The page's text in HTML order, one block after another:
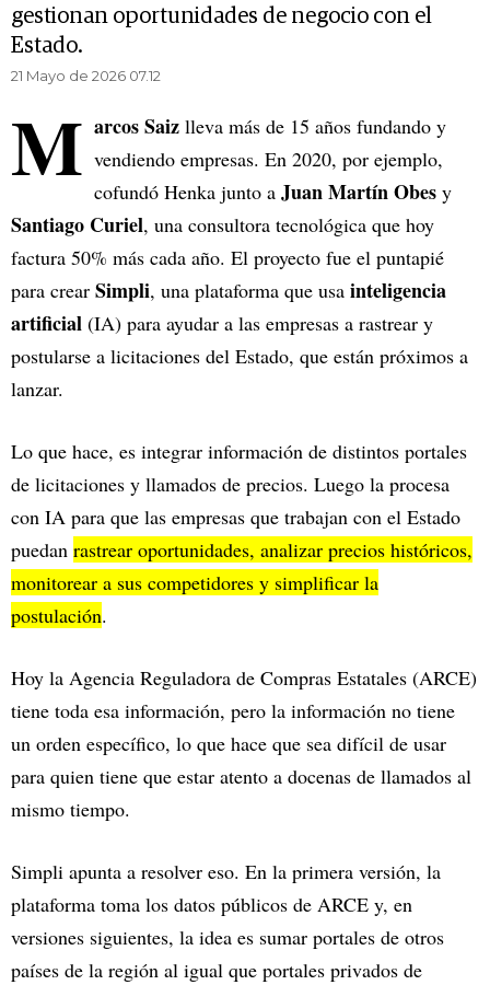
gestionan oportunidades de negocio con el
Estado.
21 Mayo de 2026 07.12
M arcos Saiz lleva más de 15 años fundando y
vendiendo empresas. En 2020, por ejemplo,
cofundó Henka junto a Juan Martín Obes y
Santiago Curiel, una consultora tecnológica que hoy
factura 50% más cada año. El proyecto fue el puntapié
para crear Simpli, una plataforma que usa inteligencia
artificial (IA) para ayudar a las empresas a rastrear y
postularse a licitaciones del Estado, que están próximos a
lanzar.
Lo que hace, es integrar información de distintos portales
de licitaciones y llamados de precios. Luego la procesa
con IA para que las empresas que trabajan con el Estado
puedan rastrear oportunidades, analizar precios históricos,
monitorear a sus competidores y simplificar la
postulación.
Hoy la Agencia Reguladora de Compras Estatales (ARCE)
tiene toda esa información, pero la información no tiene
un orden específico, lo que hace que sea difícil de usar
para quien tiene que estar atento a docenas de llamados al
mismo tiempo.
Simpli apunta a resolver eso. En la primera versión, la
plataforma toma los datos públicos de ARCE y, en
versiones siguientes, la idea es sumar portales de otros
países de la región al igual que portales privados de